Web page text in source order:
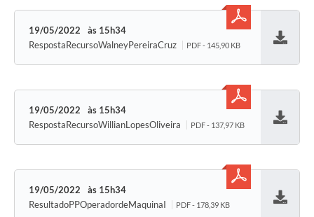
19/05/2022
15h34
RespostaRecursoWalneyPereiraCruz
PDF - 145,90 KB
19/05/2022
15h34
RespostaRecursoWillianLopesOliveira
PDF - 137,97 KB
19/05/2022
15h34
ResultadoPPOperadordeMaquinaI
PDF - 178,39 KB